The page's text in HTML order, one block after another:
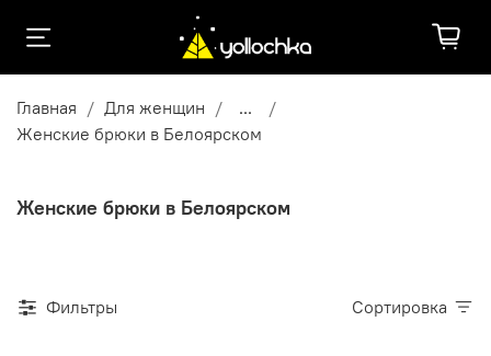
Главная Для женщин
...
Женские брюки в Белоярском
Женские брюки в Белоярском
Фильтры Сортировка